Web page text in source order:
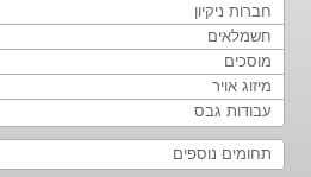
חברות ניקיון
חשמלאים
מוסכים
מיזוג אויר
עבודות גבס
תחומים נוספים